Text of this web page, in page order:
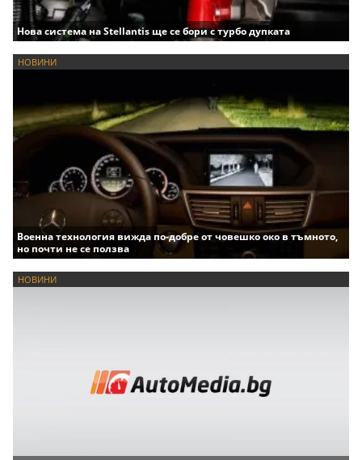
Нова система на Stellantis ще се бори с турбо дупката
НОВИНИ
Военна технология вижда по-добре от човешко око в тъмното,
но почти не се ползва
НОВИНИ